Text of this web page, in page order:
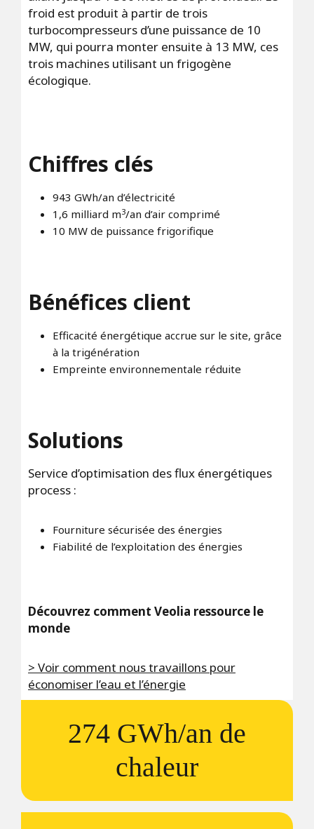
froid est produit à partir de trois
turbocompresseurs d’une puissance de 10
MW, qui pourra monter ensuite à 13 MW, ces
trois machines utilisant un frigogène
écologique.
Chiffres clés
943 GWh/an d’électricité
​1,6 milliard m3/an d’air comprimé
10 MW de puissance frigorifique
Bénéfices client
​Efficacité énergétique accrue sur le site, grâce
à la trigénération
Empreinte environnementale réduite
Solutions
Service d’optimisation des flux énergétiques
process :
Fourniture sécurisée des énergies
Fiabilité de l’exploitation des énergies
Découvrez comment Veolia ressource le
monde
> Voir comment nous travaillons pour
économiser l’eau et l’énergie
274 GWh/an de
chaleur